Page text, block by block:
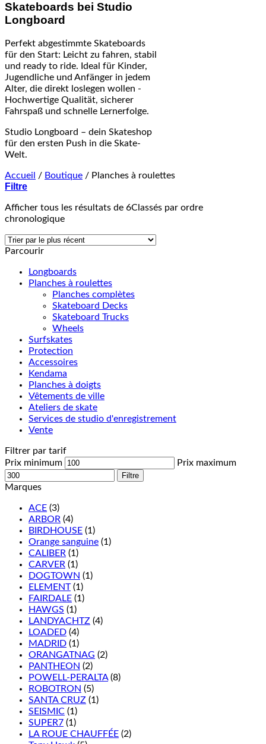
Skateboards bei Studio
Longboard
Perfekt abgestimmte Skateboards
für den Start: Leicht zu fahren, stabil
und ready to ride. Ideal für Kinder,
Jugendliche und Anfänger in jedem
Alter, die direkt loslegen wollen -
Hochwertige Qualität, sicherer
Fahrspaß und schnelle Lernerfolge.
Studio Longboard – dein Skateshop
für den ersten Push in die Skate-
Welt.
Accueil / Boutique / Planches à roulettes
Filtre
Afficher tous les résultats de 6Classés par ordre
chronologique
Parcourir
Longboards
Planches à roulettes
Planches complètes
Skateboard Decks
Skateboard Trucks
Wheels
Surfskates
Protection
Accessoires
Kendama
Planches à doigts
Vêtements de ville
Ateliers de skate
Services de studio d'enregistrement
Vente
Filtrer par tarif
Prix minimum
Prix maximum
Filtre
Marques
ACE (3)
ARBOR (4)
BIRDHOUSE (1)
Orange sanguine (1)
CALIBER (1)
CARVER (1)
DOGTOWN (1)
ELEMENT (1)
FAIRDALE (1)
HAWGS (1)
LANDYACHTZ (4)
LOADED (4)
MADRID (1)
ORANGATNAG (2)
PANTHEON (2)
POWELL-PERALTA (8)
ROBOTRON (5)
SANTA CRUZ (1)
SEISMIC (1)
SUPER7 (1)
LA ROUE CHAUFFÉE (2)